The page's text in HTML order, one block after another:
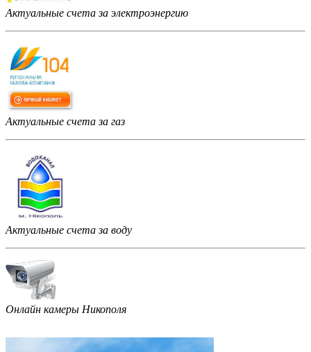
Актуальные счета за электроэнергию
Актуальные счета за газ
Актуальные счета за воду
Онлайн камеры Никополя